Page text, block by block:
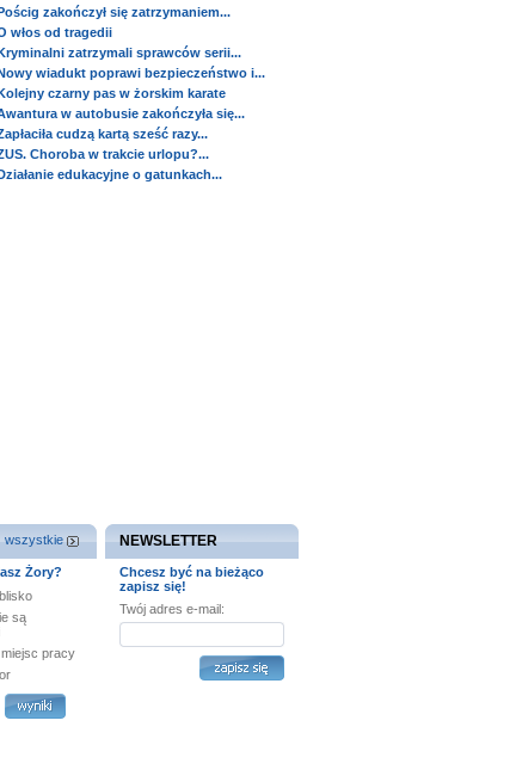
zakończył się zatrzymaniem...
włos od tragedii
zatrzymali sprawców serii...
wiadukt poprawi bezpieczeństwo i...
czarny pas w żorskim karate
w autobusie zakończyła się...
cudzą kartą sześć razy...
Choroba w trakcie urlopu?...
edukacyjne o gatunkach...
wszystkie
Żory?
są
pracy
NEWSLETTER
Chcesz być na bieżąco
zapisz się!
Twój adres e-mail: